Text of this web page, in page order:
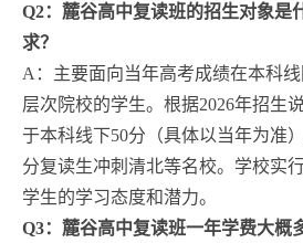
Q2：麓谷高中复读班的招生对象是
求？
A：主要面向当年高考成绩在本科
层次院校的学生。根据2026年招生
于本科线下50分（具体以当年为准
分复读生冲刺清北等名校。学校实
学生的学习态度和潜力。
Q3：麓谷高中复读班一年学费大概